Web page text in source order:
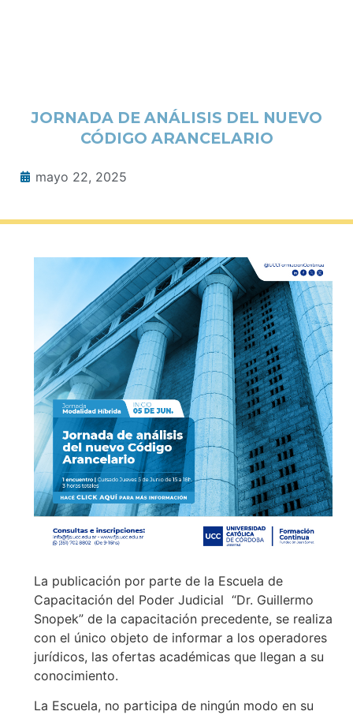
JORNADA DE ANÁLISIS DEL NUEVO
CÓDIGO ARANCELARIO
mayo 22, 2025
La publicación por parte de la Escuela de
Capacitación del Poder Judicial “Dr. Guillermo
Snopek” de la capacitación precedente, se realiza
con el único objeto de informar a los operadores
jurídicos, las ofertas académicas que llegan a su
conocimiento.
La Escuela, no participa de ningún modo en su